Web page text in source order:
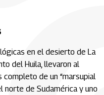
en el desierto de La
del Huila, llevaron al
de un “marsupial
norte de Sudamérica y uno